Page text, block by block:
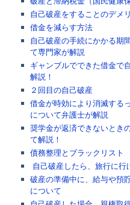
自己破産をすることのデメ
借金を減らす方法
自己破産の手続にかかる期
て専門家が解説
ギャンブルでできた借金で
解説！
２回目の自己破産
借金が時効により消滅する
について弁護士が解説
奨学金が返済できないとき
て解説！
債務整理とブラックリスト
自己破産したら、旅行に
破産の準備中に、給与や預
について